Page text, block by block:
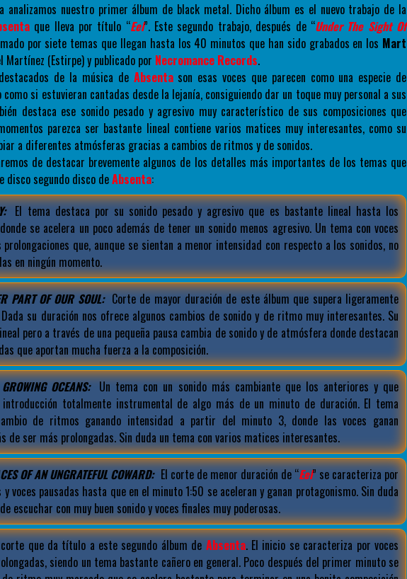
analizamos nuestro primer álbum de black metal. Dicho álbum es el nuevo trabajo de la
que lleva por título “Eel”. Este segundo trabajo, después de “Under The Sight Of
por siete temas que llegan hasta los 40 minutos que han sido grabados en los Mart
Martínez (Estirpe) y publicado por Necromance Records.
de la música de Absentason esas voces que parecen como una especie de
si estuvieran cantadas desde la lejanía, consiguiendo dar un toque muy personal a sus
destaca ese sonido pesado y agresivo muy característico de sus composiciones que
parezca ser bastante lineal contiene varios matices muy interesantes, como su
a diferentes atmósferas gracias a cambios de ritmos y de sonidos.
de destacar brevemente algunos de los detalles más importantes de los temas que
disco segundo disco deAbsenta:
El tema destaca por su sonido pesado y agresivo que es bastante lineal hasta los
se acelera un poco además de tener un sonido menos agresivo. Un tema con voces
prolongaciones que, aunque se sientan a menor intensidad con respecto a los sonidos, no
en ningún momento.
PART OF OUR SOUL: Corte de mayor duración de este álbum que supera ligeramente
su duración nos ofrece algunos cambios de sonido y de ritmo muy interesantes. Su
pero a través de una pequeña pausa cambia de sonido y de atmósfera donde destacan
que aportan mucha fuerza a la composición.
OCEANS: Un tema con un sonido más cambiante que los anteriores y que
introducción totalmente instrumental de algo más de un minuto de duración. El tema
de ritmos ganando intensidad a partir del minuto 3, donde las voces ganan
de ser más prolongadas. Sin duda un tema con varios matices interesantes.
OF AN UNGRATEFUL COWARD: El corte de menor duración de “Eel” se caracteriza por
voces pausadas hasta que en el minuto 1:50 se aceleran y ganan protagonismo. Sin duda
escuchar con muy buen sonido y voces finales muy poderosas.
que da título a este segundo álbum de Absenta. El inicio se caracteriza por voces
siendo un tema bastante cañero en general. Poco después del primer minuto se